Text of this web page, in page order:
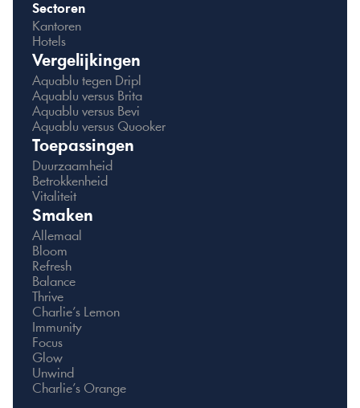
Sectoren
Kantoren
Hotels
Vergelijkingen
Aquablu tegen Dripl
Aquablu versus Brita
Aquablu versus Bevi
Aquablu versus Quooker
Toepassingen
Duurzaamheid
Betrokkenheid
Vitaliteit
Smaken
Allemaal
Bloom
Refresh
Balance
Thrive
Charlie’s Lemon
Immunity
Focus
Glow
Unwind
Charlie’s Orange